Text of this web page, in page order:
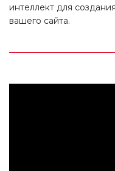
интеллект для
вашего сайта.